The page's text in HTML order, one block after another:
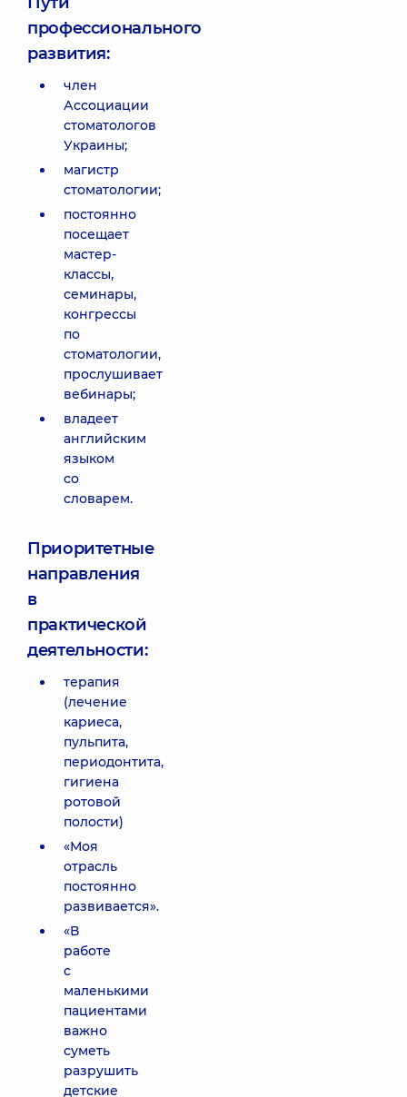
профессионального
развития:
член
Ассоциации
стоматологов
Украины;
магистр
стоматологии;
постоянно
посещает
мастер-
классы,
семинары,
конгрессы
по
стоматологии,
прослушивает
вебинары;
владеет
английским
языком
со
словарем.
Приоритетные
направления
в
практической
деятельности:
терапия
(лечение
кариеса,
пульпита,
периодонтита,
гигиена
ротовой
полости)
«Моя
отрасль
постоянно
развивается».
«В
работе
с
маленькими
пациентами
важно
суметь
разрушить
детские